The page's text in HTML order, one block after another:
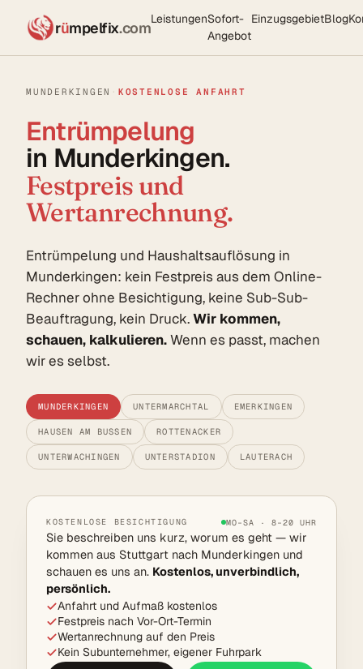
rümpelfix.comLeistungenSofort-
Angebot
EinzugsgebietBlog
MUNDERKINGEN · KOSTENLOSE ANFAHRT
Entrümpelung
in Munderkingen.
Festpreis und
Wertanrechnung.
Entrümpelung und Haushaltsauflösung in
Munderkingen: kein Festpreis aus dem Online-
Rechner ohne Besichtigung, keine Sub-Sub-
Beauftragung, kein Druck.Wir kommen,
schauen, kalkulieren.Wenn es passt, machen
wir es selbst.
MUNDERKINGEN UNTERMARCHTAL EMERKINGEN
HAUSEN AM BUSSEN ROTTENACKER
UNTERWACHINGEN UNTERSTADION LAUTERACH
KOSTENLOSE BESICHTIGUNG MO–SA · 8–20 UHR
Sie beschreiben uns kurz, worum es geht — wir
kommen aus Stuttgart nach Munderkingen und
schauen es uns an. Kostenlos, unverbindlich,
persönlich.
Anfahrt und Aufmaß kostenlos
Festpreis nach Vor-Ort-Termin
Wertanrechnung auf den Preis
Kein Subunternehmer, eigener Fuhrpark